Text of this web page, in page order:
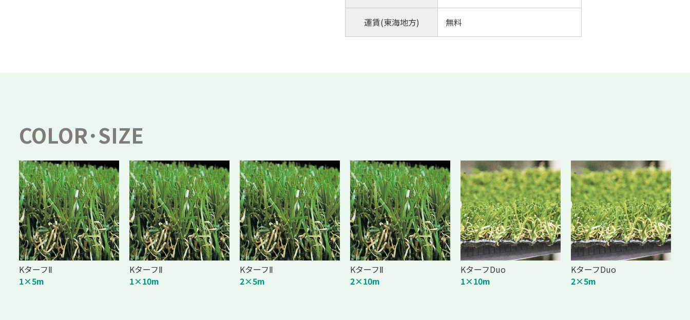
運賃(東海地方) 無料
COLOR･SIZE
KターフⅡ
1×5m
KターフⅡ
1×10m
KターフⅡ
2×5m
KターフⅡ
2×10m
KターフDuo
1×10m
KターフDuo
2×5m